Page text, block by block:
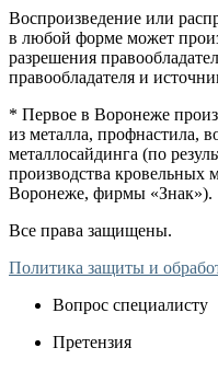
Воспроизведение или
в любой форме может
разрешения
правообладателя и
* Первое в Воронеже
из металла, профнастила,
металлосайдинга (по
производства кровельных
Воронеже, фирмы «Знак»).
Все права защищены.
Политика защиты и
Вопрос специалисту
Претензия